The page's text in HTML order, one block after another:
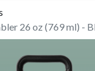
26 oz (769 ml) -